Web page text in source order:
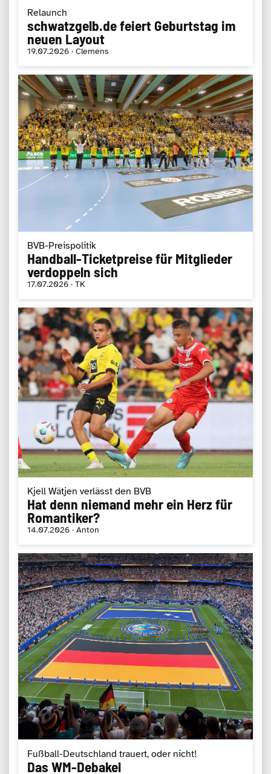
Relaunch
schwatzgelb.de feiert Geburtstag im
neuen Layout
19.07.2026 · Clemens
BVB-Preispolitik
Handball-Ticketpreise für Mitglieder
verdoppeln sich
17.07.2026 · TK
Kjell Wätjen verlässt den BVB
Hat denn niemand mehr ein Herz für
Romantiker?
14.07.2026 · Anton
Fußball-Deutschland trauert, oder nicht!
Das WM-Debakel